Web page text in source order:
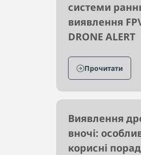
системи
виявлення
DRONE ALERT
Прочитати
Виявлення
вночі:
корисні